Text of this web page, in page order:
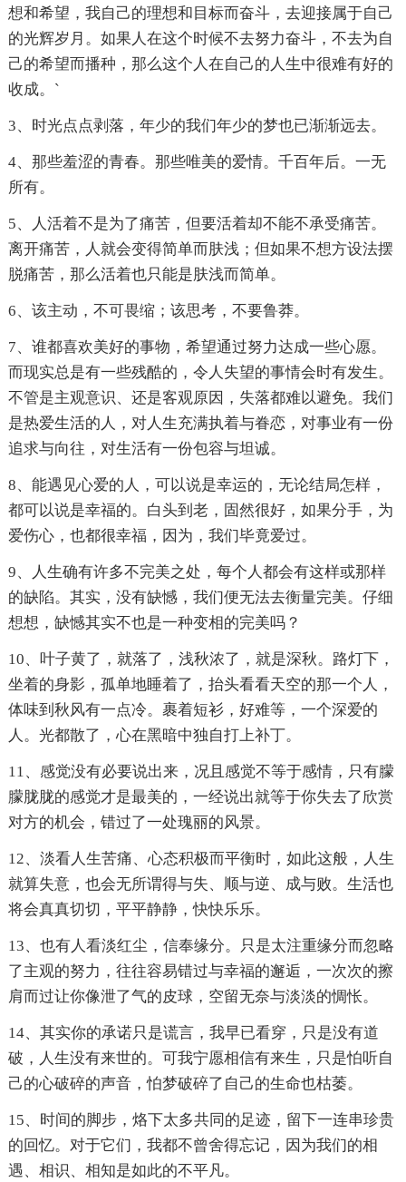
想和希望，我自己的理想和目标而奋斗，去迎接属于自己
的光辉岁月。如果人在这个时候不去努力奋斗，不去为自
己的希望而播种，那么这个人在自己的人生中很难有好的
收成。`
3、时光点点剥落，年少的我们年少的梦也已渐渐远去。
4、那些羞涩的青春。那些唯美的爱情。千百年后。一无
所有。
5、人活着不是为了痛苦，但要活着却不能不承受痛苦。
离开痛苦，人就会变得简单而肤浅；但如果不想方设法摆
脱痛苦，那么活着也只能是肤浅而简单。
6、该主动，不可畏缩；该思考，不要鲁莽。
7、谁都喜欢美好的事物，希望通过努力达成一些心愿。
而现实总是有一些残酷的，令人失望的事情会时有发生。
不管是主观意识、还是客观原因，失落都难以避免。我们
是热爱生活的人，对人生充满执着与眷恋，对事业有一份
追求与向往，对生活有一份包容与坦诚。
8、能遇见心爱的人，可以说是幸运的，无论结局怎样，
都可以说是幸福的。白头到老，固然很好，如果分手，为
爱伤心，也都很幸福，因为，我们毕竟爱过。
9、人生确有许多不完美之处，每个人都会有这样或那样
的缺陷。其实，没有缺憾，我们便无法去衡量完美。仔细
想想，缺憾其实不也是一种变相的完美吗？
10、叶子黄了，就落了，浅秋浓了，就是深秋。路灯下，
坐着的身影，孤单地睡着了，抬头看看天空的那一个人，
体味到秋风有一点冷。裹着短衫，好难等，一个深爱的
人。光都散了，心在黑暗中独自打上补丁。
11、感觉没有必要说出来，况且感觉不等于感情，只有朦
朦胧胧的感觉才是最美的，一经说出就等于你失去了欣赏
对方的机会，错过了一处瑰丽的风景。
12、淡看人生苦痛、心态积极而平衡时，如此这般，人生
就算失意，也会无所谓得与失、顺与逆、成与败。生活也
将会真真切切，平平静静，快快乐乐。
13、也有人看淡红尘，信奉缘分。只是太注重缘分而忽略
了主观的努力，往往容易错过与幸福的邂逅，一次次的擦
肩而过让你像泄了气的皮球，空留无奈与淡淡的惆怅。
14、其实你的承诺只是谎言，我早已看穿，只是没有道
破，人生没有来世的。可我宁愿相信有来生，只是怕听自
己的心破碎的声音，怕梦破碎了自己的生命也枯萎。
15、时间的脚步，烙下太多共同的足迹，留下一连串珍贵
的回忆。对于它们，我都不曾舍得忘记，因为我们的相
遇、相识、相知是如此的不平凡。